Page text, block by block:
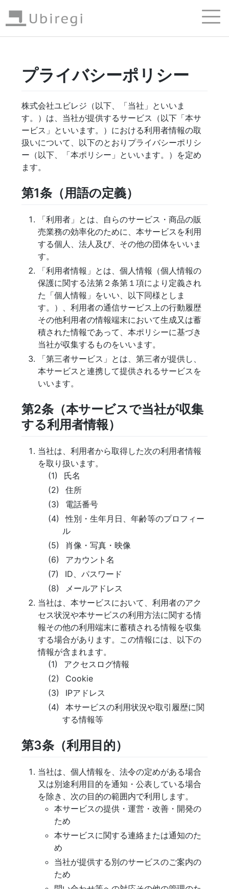
プライバシーポリシー
株式会社ユビレジ（以下、「当社」といいま
す。）は、当社が提供するサービス（以下「本サ
ービス」といいます。）における利用者情報の取
扱いについて、以下のとおりプライバシーポリシ
ー（以下、「本ポリシー」といいます。）を定め
ます。
第1条（用語の定義）
「利用者」とは、自らのサービス・商品の販
売業務の効率化のために、本サービスを利用
する個人、法人及び、その他の団体をいいま
す。
「利用者情報」とは、個人情報（個人情報の
保護に関する法第２条第１項により定義され
た「個人情報」をいい、以下同様としま
す。）、利用者の通信サービス上の行動履歴
その他利用者の情報端末において生成又は蓄
積された情報であって、本ポリシーに基づき
当社が収集するものをいいます。
「第三者サービス」とは、第三者が提供し、
本サービスと連携して提供されるサービスを
いいます。
第2条（本サービスで当社が収集
する利用者情報）
当社は、利用者から取得した次の利用者情報
を取り扱います。
氏名
住所
電話番号
性別・生年月日、年齢等のプロフィー
ル
肖像・写真・映像
アカウント名
ID、パスワード
メールアドレス
当社は、本サービスにおいて、利用者のアク
セス状況や本サービスの利用方法に関する情
報その他の利用端末に蓄積される情報を収集
する場合があります。この情報には、以下の
情報が含まれます。
アクセスログ情報
Cookie
IPアドレス
本サービスの利用状況や取引履歴に関
する情報等
第3条（利用目的）
当社は、個人情報を、法令の定めがある場合
又は別途利用目的を通知・公表している場合
を除き、次の目的の範囲内で利用します。
本サービスの提供・運営・改善・開発の
ため
本サービスに関する連絡または通知のた
め
当社が提供する別のサービスのご案内の
ため